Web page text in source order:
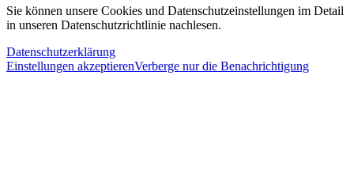
Sie können unsere Cookies und Datenschutzeinstellungen im Detail
in unseren Datenschutzrichtlinie nachlesen.
Datenschutzerklärung
Einstellungen akzeptierenVerberge nur die Benachrichtigung